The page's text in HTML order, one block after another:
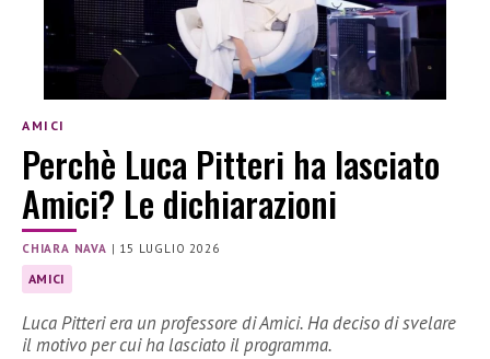
AMICI
Perchè Luca Pitteri ha lasciato
Amici? Le dichiarazioni
CHIARA NAVA | 15 LUGLIO 2026
AMICI
Luca Pitteri era un professore di Amici. Ha deciso di svelare
il motivo per cui ha lasciato il programma.